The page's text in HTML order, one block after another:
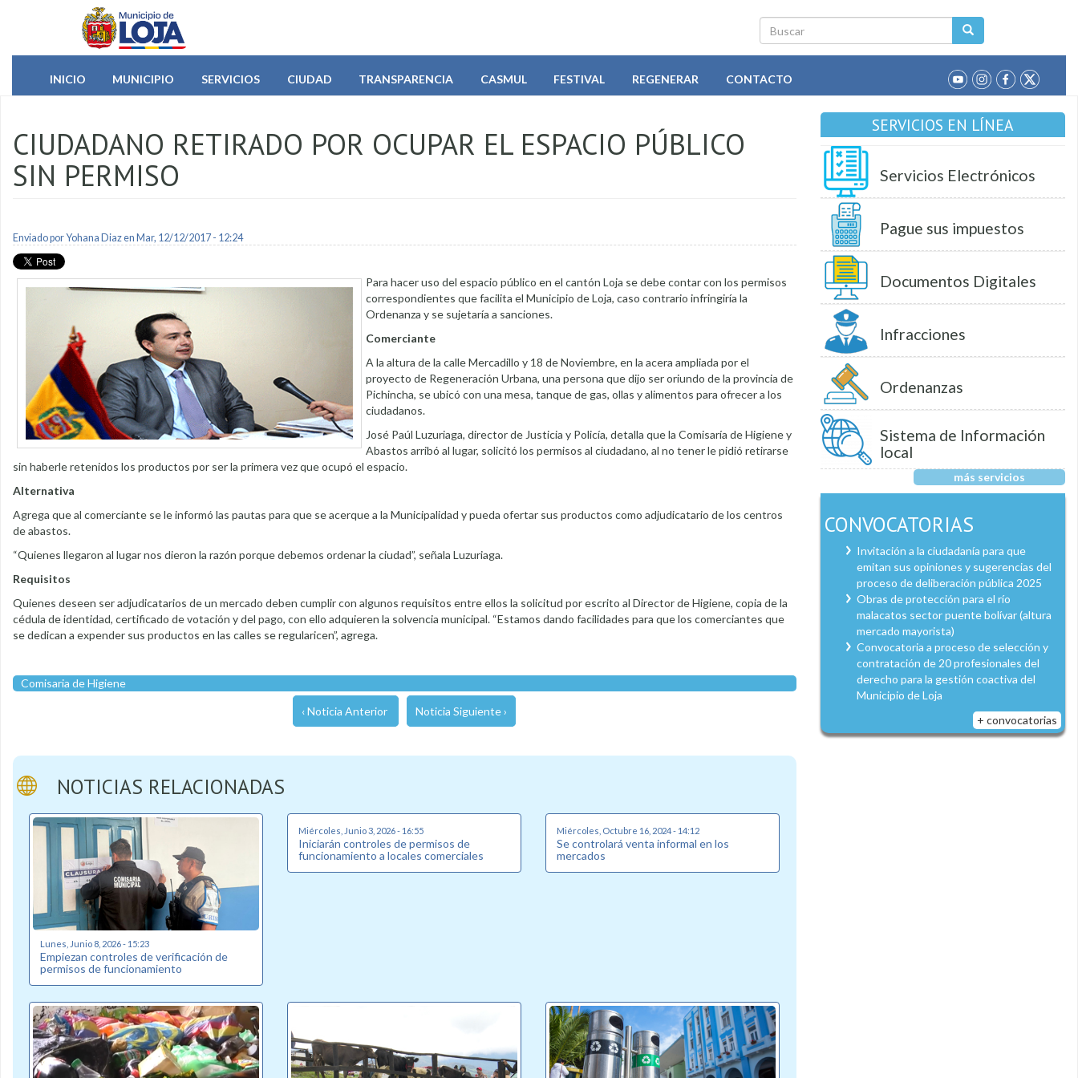
Pasar al contenido principal
Buscar
INICIO
MUNICIPIO SERVICIOS CIUDAD TRANSPARENCIA CASMUL FESTIVAL REGENERAR CONTACTO
CIUDADANO RETIRADO POR OCUPAR EL ESPACIO PÚBLICO
SIN PERMISO
Enviado porYohana Diazen Mar, 12/12/2017 - 12:24
Para hacer uso del espacio público en el cantón Loja se debe contar con los permisos
correspondientes que facilita el Municipio de Loja, caso contrario infringiría la
Ordenanza y se sujetaría a sanciones.
Comerciante
A la altura de la calle Mercadillo y 18 de Noviembre, en la acera ampliada por el
proyecto de Regeneración Urbana, una persona que dijo ser oriundo de la provincia de
Pichincha, se ubicó con una mesa, tanque de gas, ollas y alimentos para ofrecer a los
ciudadanos.
José Paúl Luzuriaga, director de Justicia y Policía, detalla que la Comisaría de Higiene y
Abastos arribó al lugar, solicitó los permisos al ciudadano, al no tener le pidió retirarse
sin haberle retenidos los productos por ser la primera vez que ocupó el espacio.
Alternativa
Agrega que al comerciante se le informó las pautas para que se acerque a la Municipalidad y pueda ofertar sus productos como adjudicatario de los centros
de abastos.
“Quienes llegaron al lugar nos dieron la razón porque debemos ordenar la ciudad”, señala Luzuriaga.
Requisitos
Quienes deseen ser adjudicatarios de un mercado deben cumplir con algunos requisitos entre ellos la solicitud por escrito al Director de Higiene, copia de la
cédula de identidad, certificado de votación y del pago, con ello adquieren la solvencia municipal. “Estamos dando facilidades para que los comerciantes que
se dedican a expender sus productos en las calles se regularicen”, agrega.
Comisaria de Higiene
‹ Noticia Anterior Noticia Siguiente ›
NOTICIAS RELACIONADAS
Lunes, Junio 8, 2026 - 15:23
Empiezan controles de verificación de
permisos de funcionamiento
Miércoles, Junio 3, 2026 - 16:55
Iniciarán controles de permisos de
funcionamiento a locales comerciales
Miércoles, Octubre 16, 2024 - 14:12
Se controlará venta informal en los
mercados
SERVICIOS EN LÍNEA
Servicios Electrónicos
Pague sus impuestos
Documentos Digitales
Infracciones
Ordenanzas
Sistema de Información
local
más servicios
CONVOCATORIAS
Invitación a la ciudadanía para que
emitan sus opiniones y sugerencias del
proceso de deliberación pública 2025
Obras de protección para el río
malacatos sector puente bolívar (altura
mercado mayorista)
Convocatoria a proceso de selección y
contratación de 20 profesionales del
derecho para la gestión coactiva del
Municipio de Loja
+ convocatorias